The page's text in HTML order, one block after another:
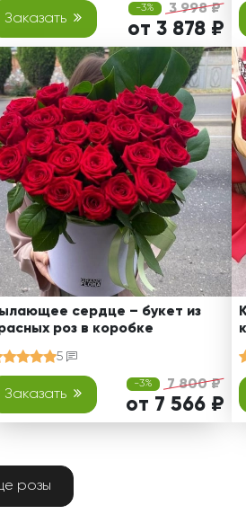
Заказать
-3% 3 998 ₽
от 3 878 ₽
сердце – букет из
роз в коробке
5
Заказать
-3% 7 800 ₽
от 7 566 ₽
розы